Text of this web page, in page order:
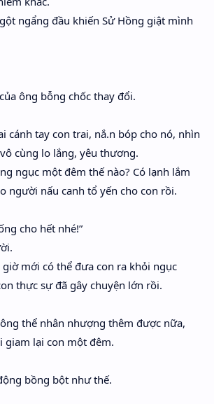
ngẩng đầu khiến Sử Hồng giật mình
ông bỗng chốc thay đổi.
cánh tay con trai, nắ.n bóp cho nó, nhìn
cùng lo lắng, yêu thương.
ngục một đêm thế nào? Có lạnh lắm
người nấu canh tổ yến cho con rồi.
cho hết nhé!”
giờ mới có thể đưa con ra khỏi ngục
thực sự đã gây chuyện lớn rồi.
thể nhân nhượng thêm được nữa,
giam lại con một đêm.
bồng bột như thế.